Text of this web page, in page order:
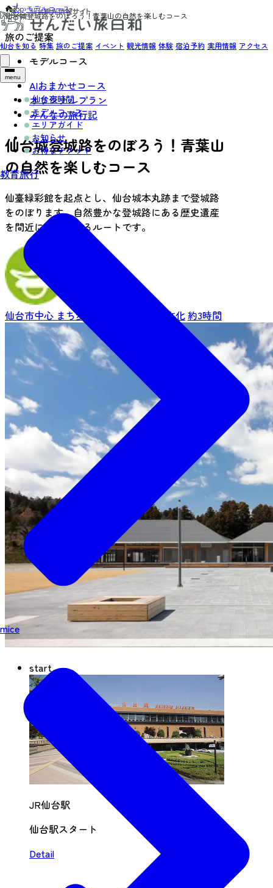
仙台を知る 特集 旅のご提案 イベント 観光情報 体験 宿泊予約 実用情報 アクセス
menu
仙台夜時間
モデルコース
エリアガイド
お知らせ
お得なチケット
教育旅行
mice
Top›モデルコース›
仙台城登城路をのぼろう！青葉山の自然を楽しむコース
旅のご提案
モデルコース
AIおまかせコース
オリジナルプラン
みんなの旅行記
仙台城登城路をのぼろう！青葉山
の自然を楽しむコース
仙臺緑彩館を起点とし、仙台城本丸跡まで登城路
をのぼります。自然豊かな登城路にある歴史遺産
を間近に体験できるルートです。
仙台市中心 まち歩き・短時間 歴史・文化約3時間
start
JR仙台駅
仙台駅スタート
Detail